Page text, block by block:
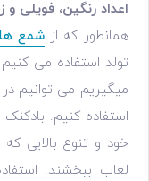
اعداد رنگین، فویلی
همانطور که ازشمع
تولد استفاده می
میگیریم می توانیم
استفاده کنیم.
خود و تنوع بالایی
لعاب ببخشند.